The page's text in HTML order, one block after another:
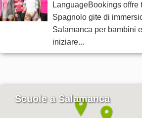
LanguageBookings
Spagnolo gite di
Salamanca per bambini
iniziare...
Scuole a Salamanca